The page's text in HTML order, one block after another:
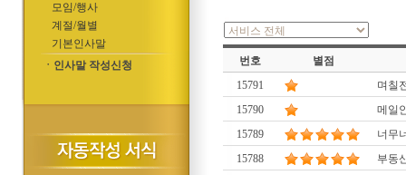
모임/행사
계절/월별
기본인사말
ㆍ인사말 작성신청
번호
별점
15791
며칠
15790
메일
15789
너무
15788
부동